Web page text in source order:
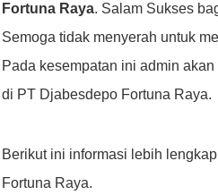
Fortuna Raya. Salam Sukses
Semoga tidak menyerah untuk
Pada kesempatan ini admin
di PT Djabesdepo Fortuna Raya.
Berikut ini informasi lebih
Fortuna Raya.